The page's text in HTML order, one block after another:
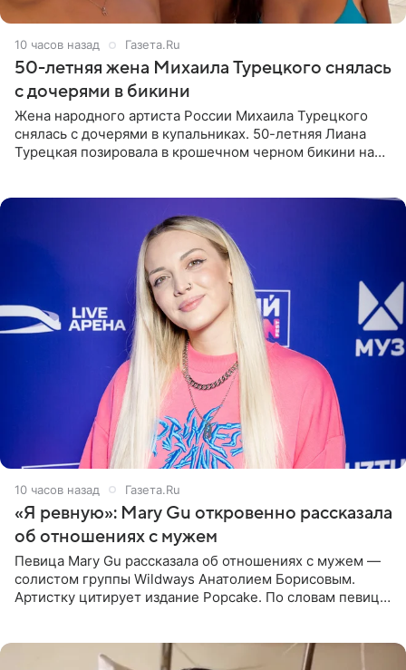
10 часов назад Газета.Ru
50-летняя жена Михаила Турецкого снялась
с дочерями в бикини
Жена народного артиста России Михаила Турецкого
снялась с дочерями в купальниках. 50-летняя Лиана
Турецкая позировала в крошечном черном бикини на
10 часов назад Газета.Ru
«Я ревную»: Mary Gu откровенно рассказала
об отношениях с мужем
Певица Mary Gu рассказала об отношениях с мужем —
солистом группы Wildways Анатолием Борисовым.
Артистку цитирует издание Popcake. По словам певицы,